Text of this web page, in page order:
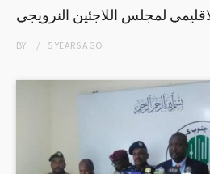
لمجلس اللاجئين النرويجي
BY 5 YEARSAGO